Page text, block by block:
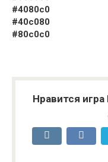
#4080c0
#40c080
#80c0c0
Нравится